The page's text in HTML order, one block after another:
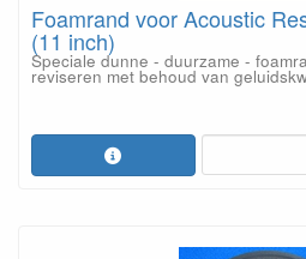
Foamrand voor Acoustic
(11 inch)
Speciale dunne - duurzame -
reviseren met behoud van